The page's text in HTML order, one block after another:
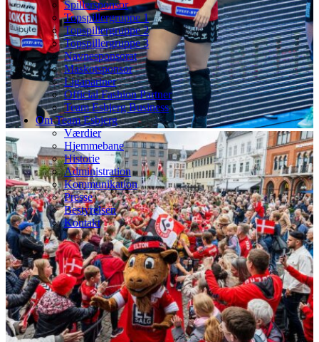
Spillersponsor
Topspillergruppe 1
Topspillergruppe 2
Topspillergruppe 3
Navnesponsorat
Maskotsponsor
Ligapartner
Official Fashion Partner
Team Esbjerg Business
Om Team Esbjerg
Værdier
Hjemmebane
Historie
Administration
Kommunikation
Presse
Bestyrelsen
Kontakt